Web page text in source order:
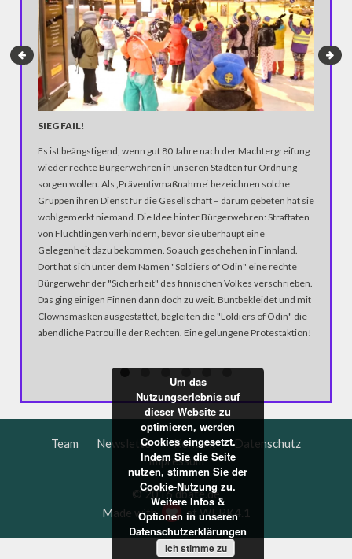
SIEG FAIL!
Es ist beängstigend, wenn gut 80 Jahre nach der Machtergreifung
wieder rechte Bürgerwehren in unseren Städten für Ordnung
sorgen wollen. Als ‚Präventivmaßnahme‘ bezeichnen solche
Gruppen ihren Dienst für die Gesellschaft – darum gebeten hat sie
wohlgemerkt niemand. Die Idee hinter Bürgerwehren: Straftaten
von Flüchtlingen verhindern, bevor sie überhaupt eine
Gelegenheit dazu bekommen. So auch geschehen in Finnland.
Dort hat sich unter dem Namen "Soldiers of Odin" eine rechte
Bürgerwehr der "Sicherheit" des finnischen Volkes verschrieben.
Das ging einigen Finnen dann doch zu weit. Buntbekleidet und mit
Clownsmasken ausgestattet, begleiten die "Loldiers of Odin" die
abendliche Patrouille der Rechten. Eine gelungene Protestaktion!
Team Newsletter Kontakt
Datenschutz
Impressum
© 2016 dbate.de
Made with
atWERK4.1
Um das
Nutzungserlebnis auf
dieser Website zu
optimieren, werden
Cookies eingesetzt.
Indem Sie die Seite
nutzen, stimmen Sie der
Cookie-Nutzung zu.
Weitere Infos &
Optionen in unseren
Datenschutzerklärungen
Ich stimme zu